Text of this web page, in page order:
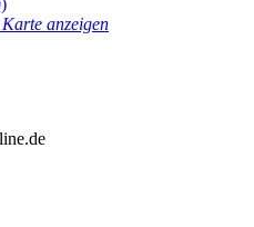
anzeigen